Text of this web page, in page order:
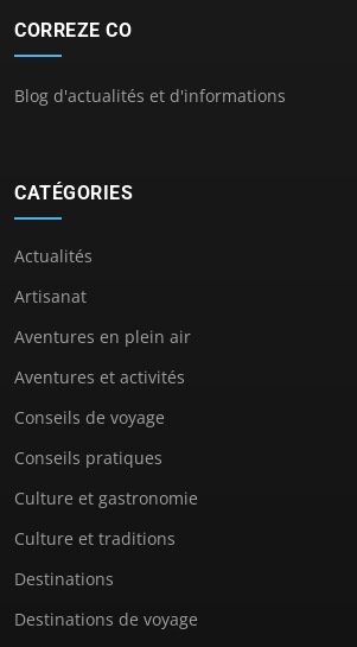
CORREZE CO
Blog d'actualités et d'informations
CATÉGORIES
Actualités
Artisanat
Aventures en plein air
Aventures et activités
Conseils de voyage
Conseils pratiques
Culture et gastronomie
Culture et traditions
Destinations
Destinations de voyage